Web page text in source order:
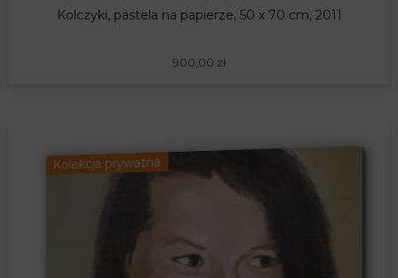
Kolczyki, pastela na papierze, 50 x 70 cm, 2011
900,00 zł
Kolekcja prywatna